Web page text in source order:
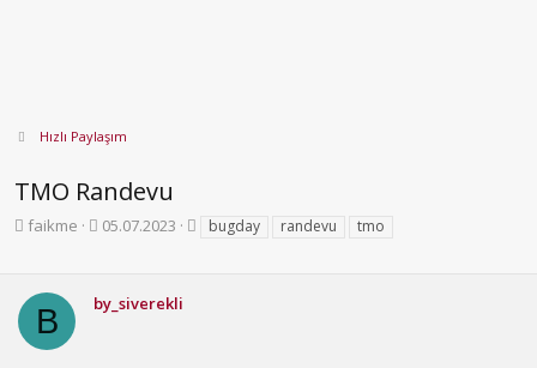
Hızlı Paylaşım
TMO Randevu
K
u
faikme
B
a
05.07.2023 bugday randevu tmo
B by_siverekli